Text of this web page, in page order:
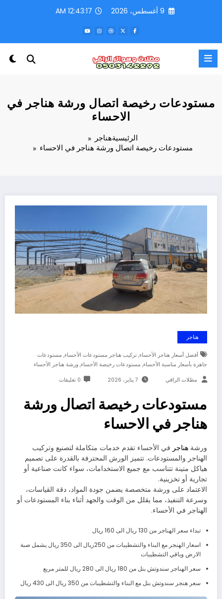
9 أغسطس، 2026 12:43:19 AM
مستودعات رخيصة اتصال ورشة هناجر في
الاحساء
الرئيسيةهناجر
مستودعات رخيصة اتصال ورشة هناجر في الاحساء
هناجر
أفضل أسعار هناجر الأحساء, تركيب هناجر مستودعات الأحساء, مستودعات
جاهزة بأسعار مناسبة الأحساء, مستودعات رخيصة الأحساء, ورشة هناجر الأحساء
مظلات الراقي 7 يناير، 2026 0 تعليقات
مستودعات رخيصة اتصال ورشة
هناجر في الاحساء
ورشة هناجر في الأحساء تقدم خدمات متكاملة لتصنيع وتركيب
الهناجر والمستودعات. تتميز الورش المحترفة بالقدرة على تصميم
هياكل متينة تتناسب مع جميع الاستخدامات، سواء كانت صناعية أو
تجارية أو تخزينية.
الاعتماد على ورشة متخصصة يضمن جودة المواد، دقة القياسات،
وسرعة التنفيذ، مما يقلل من الوقت والجهد أثناء بناء المستودعات أو
الهناجر في الأحساء.
تبداء سعر الهناجر من 130 ريال الى 160 ريال
اسعار الهنجر مع البناء والتشطيبات من 250ريال الى 350 ريال يشمل صبة
الارض وباقي التشطيبات
سعر الهناجر سندوتش بنل من 180 ريال الى 280 ريال للمتر مربع
سعر هنجر سندوتش بنل مع البناء والتشطيبات من 350 ريال الى 430 ريال